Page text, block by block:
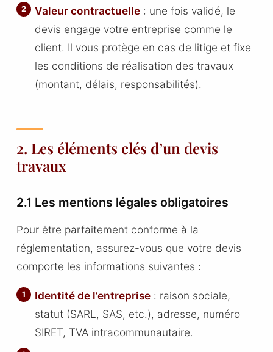
Valeur contractuelle : une fois validé, le
devis engage votre entreprise comme le
client. Il vous protège en cas de litige et fixe
les conditions de réalisation des travaux
(montant, délais, responsabilités).
2. Les éléments clés d’un devis
travaux
2.1 Les mentions légales obligatoires
Pour être parfaitement conforme à la
réglementation, assurez-vous que votre devis
comporte les informations suivantes :
Identité de l’entreprise : raison sociale,
statut (SARL, SAS, etc.), adresse, numéro
SIRET, TVA intracommunautaire.